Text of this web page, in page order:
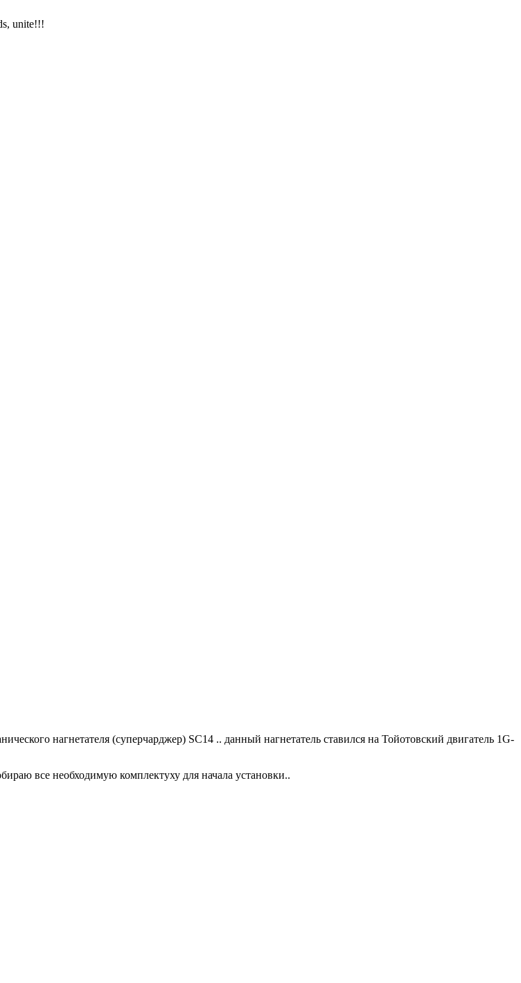
unite!!!
нагнетателя (суперчарджер) SC14 .. данный нагнетатель ставился на Тойотовский двигатель 1G-
все необходимую комплектуху для начала установки..